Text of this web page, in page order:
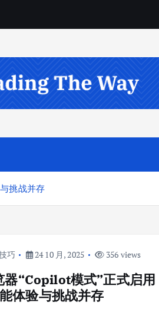
挑战并存
巧 24 10 月, 2025 356 views
器“Copilot模式”正式启
体验与挑战并存